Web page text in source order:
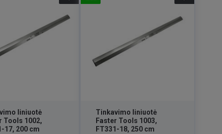
liniuotė
Tools 1002,
17, 200 cm
Tinkavimo liniuotė
Faster Tools 1003,
FT331-18, 250 cm